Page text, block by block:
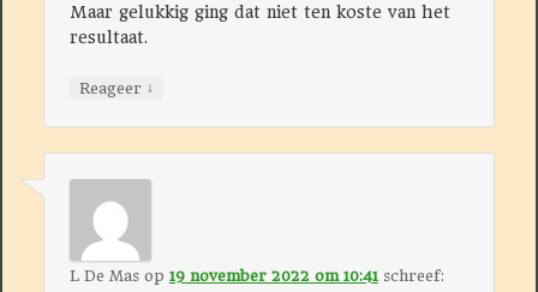
Maar gelukkig ging dat niet ten koste van het
resultaat.
Reageer ↓
L De Masop 19 november 2022 om 10:41 schreef: